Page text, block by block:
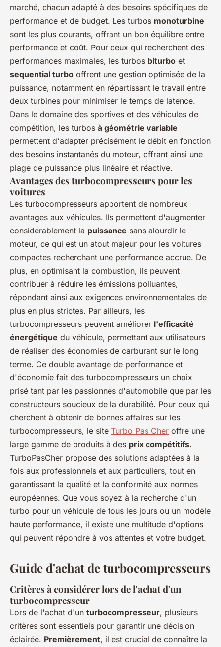
marché, chacun adapté à des besoins spécifiques de
performance et de budget. Les turbos monoturbine
sont les plus courants, offrant un bon équilibre entre
performance et coût. Pour ceux qui recherchent des
performances maximales, les turbos biturbo et
sequential turbo offrent une gestion optimisée de la
puissance, notamment en répartissant le travail entre
deux turbines pour minimiser le temps de latence.
Dans le domaine des sportives et des véhicules de
compétition, les turbos à géométrie variable
permettent d'adapter précisément le débit en fonction
des besoins instantanés du moteur, offrant ainsi une
plage de puissance plus linéaire et réactive.
Avantages des turbocompresseurs pour les
voitures
Les turbocompresseurs apportent de nombreux
avantages aux véhicules. Ils permettent d'augmenter
considérablement la puissance sans alourdir le
moteur, ce qui est un atout majeur pour les voitures
compactes recherchant une performance accrue. De
plus, en optimisant la combustion, ils peuvent
contribuer à réduire les émissions polluantes,
répondant ainsi aux exigences environnementales de
plus en plus strictes. Par ailleurs, les
turbocompresseurs peuvent améliorer l'efficacité
énergétique du véhicule, permettant aux utilisateurs
de réaliser des économies de carburant sur le long
terme. Ce double avantage de performance et
d'économie fait des turbocompresseurs un choix
prisé tant par les passionnés d'automobile que par les
constructeurs soucieux de la durabilité. Pour ceux qui
cherchent à obtenir de bonnes affaires sur les
turbocompresseurs, le site Turbo Pas Cher offre une
large gamme de produits à des prix compétitifs.
TurboPasCher propose des solutions adaptées à la
fois aux professionnels et aux particuliers, tout en
garantissant la qualité et la conformité aux normes
européennes. Que vous soyez à la recherche d'un
turbo pour un véhicule de tous les jours ou un modèle
haute performance, il existe une multitude d'options
qui peuvent répondre à vos attentes et votre budget.
Guide d'achat de turbocompresseurs
Critères à considérer lors de l'achat d'un
turbocompresseur
Lors de l'achat d'un turbocompresseur, plusieurs
critères sont essentiels pour garantir une décision
éclairée. Premièrement, il est crucial de connaître la